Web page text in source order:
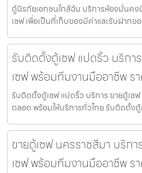
ตู้นิรภัยเอกชนใกล้ฉัน บริการห้องมั่นคง
เซฟ เพื่อเป็นที่เก็บของมีค่าและรับฝากข
รับติดตั้งตู้เซฟ แปดริ้ว บริกา
เซฟ พร้อมทีมงานมืออาชีพ ร
รับติดตั้งตู้เซฟ แปดริ้ว บริการ ขายตู้เ
ตลอด พร้อมให้บริการทั่วไทย รับติดตั้งตู้
ขายตู้เซฟ นครราชสีมา บริก
เซฟ พร้อมทีมงานมืออาชีพ ร